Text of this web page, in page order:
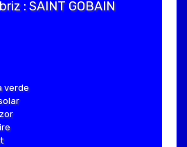
: SAINT GOBAIN
verde